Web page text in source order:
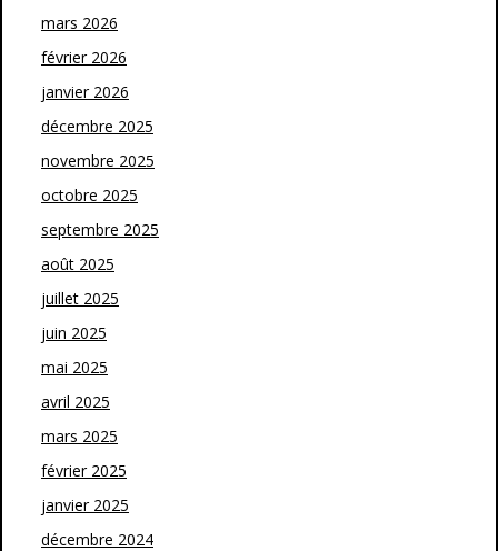
mars 2026
février 2026
janvier 2026
décembre 2025
novembre 2025
octobre 2025
septembre 2025
août 2025
juillet 2025
juin 2025
mai 2025
avril 2025
mars 2025
février 2025
janvier 2025
décembre 2024